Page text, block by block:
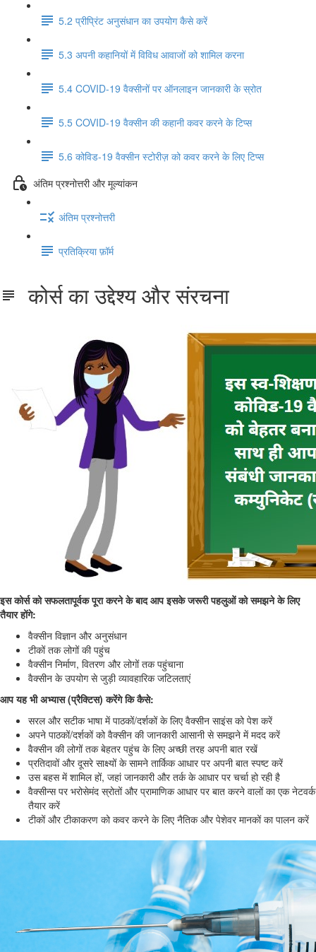
5.2 प्रीप्रिंट अनुसंधान का उपयोग कैसे करें
5.3 अपनी कहानियों में विविध आवाजों को शामिल करना
5.4 COVID-19 वैक्सीनों पर ऑनलाइन जानकारी के स्रोत
5.5 COVID-19 वैक्सीन की कहानी कवर करने के टिप्स
5.6 कोविड-19 वैक्सीन स्टोरीज़ को कवर करने के लिए टिप्स
अंतिम प्रश्नोत्तरी और मूल्यांकन
अंतिम प्रश्नोत्तरी
प्रतिक्रिया फ़ॉर्म
कोर्स का उद्देश्य और संरचना
इस कोर्स को सफलतापूर्वक पूरा करने के बाद आप इसके जरूरी पहलुओं को समझने के लिए
तैयार होंगे:
वैक्सीन विज्ञान और अनुसंधान
टीकों तक लोगों की पहुंच
वैक्सीन निर्माण, वितरण और लोगों तक पहुंचाना
वैक्सीन के उपयोग से जुड़ी व्यावहारिक जटिलताएं
आप यह भी अभ्यास (प्रैक्टिस) करेंगे कि कैसे:
सरल और सटीक भाषा में पाठकों/दर्शकों के लिए वैक्सीन साइंस को पेश करें
अपने पाठकों/दर्शकों को वैक्सीन की जानकारी आसानी से समझने में मदद करें
वैक्सीन की लोगों तक बेहतर पहुंच के लिए अच्छी तरह अपनी बात रखें
प्रतिदावों और दूसरे साक्ष्यों के सामने तार्किक आधार पर अपनी बात स्पष्ट करें
उस बहस में शामिल हों, जहां जानकारी और तर्क के आधार पर चर्चा हो रही है
वैक्सीन्स पर भरोसेमंद स्रोतों और प्रामाणिक आधार पर बात करने वालों का एक नेटवर्क
तैयार करें
टीकों और टीकाकरण को कवर करने के लिए नैतिक और पेशेवर मानकों का पालन करें